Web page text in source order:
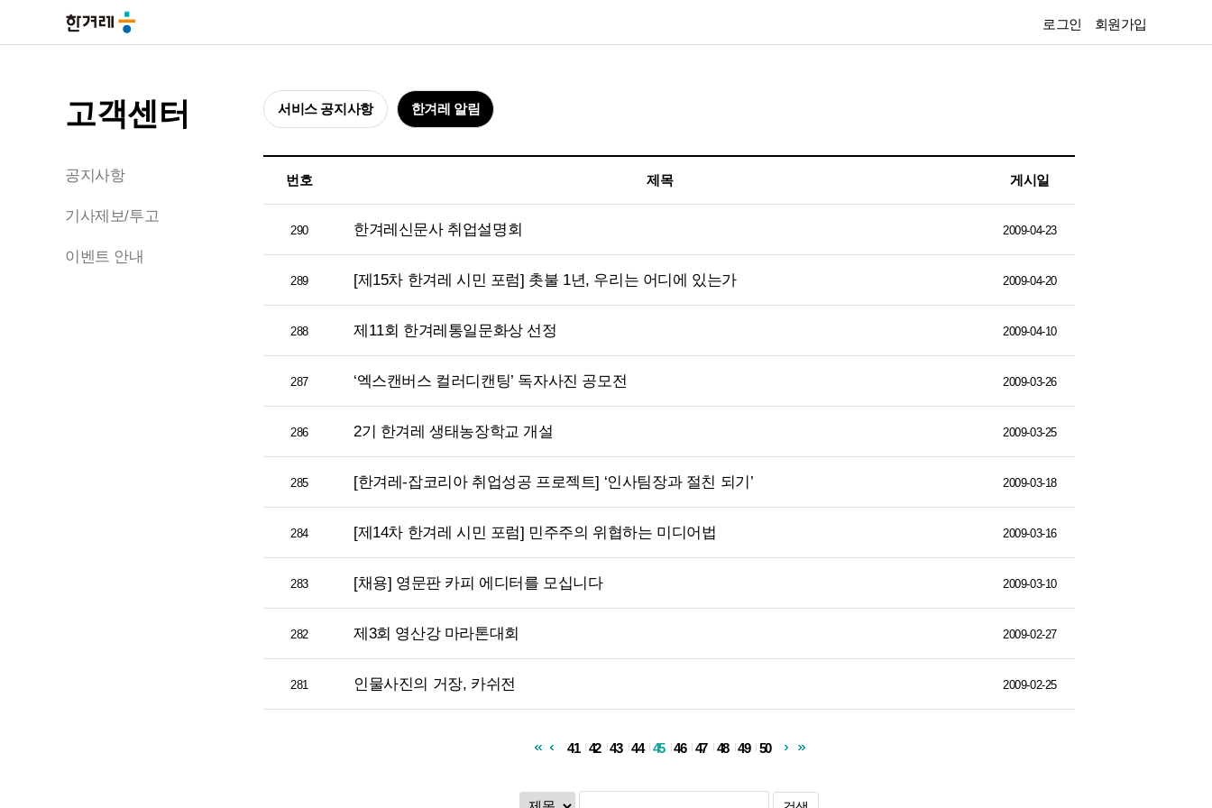
로그인 회원가입
고객센터
공지사항
기사제보/투고
이벤트 안내
서비스 공지사항 한겨레 알림
번호 제목 게시일
290 한겨레신문사 취업설명회 2009-04-23
289 [제15차 한겨레 시민 포럼] 촛불 1년, 우리는 어디에 있는가 2009-04-20
288 제11회 한겨레통일문화상 선정 2009-04-10
287 ‘엑스캔버스 컬러디캔팅’ 독자사진 공모전 2009-03-26
286 2기 한겨레 생태농장학교 개설 2009-03-25
285 [한겨레-잡코리아 취업성공 프로젝트] ‘인사팀장과 절친 되기’ 2009-03-18
284 [제14차 한겨레 시민 포럼] 민주주의 위협하는 미디어법 2009-03-16
283 [채용] 영문판 카피 에디터를 모십니다 2009-03-10
282 제3회 영산강 마라톤대회 2009-02-27
281 인물사진의 거장, 카쉬전 2009-02-25
41 42 43 44 45 46 47 48 49 50